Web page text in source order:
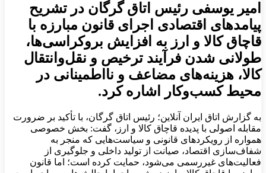
امیر یوسفی رئیس اتاق گرگان در تشریح
پیامدهای اقتصادی اجرای قانون مبارزه با
قاچاق کالا و ارز به افزایش بروکراسی‌ها،
طولانی شدن فرآیند ترخیص و نقل‌وانتقال
کالا، هزینه‌های مضاعف و نااطمینانی در
محیط کسب‌وکار اشاره کرد.
به گزارش اتاق ایران آنلاین؛ رئیس اتاق گرگان، با تأکید بر ضرورت
مقابله اصولی با پدیده قاچاق کالا و ارز، گفت: بخش خصوصی
همواره از رویکردهای قانونی و سیاست‌هایی که منجر به
شفاف‌سازی اقتصاد، صیانت از تولید داخلی و جلوگیری از
فعالیت‌های غیررسمی می‌شود، حمایت کرده است؛ اما قانون